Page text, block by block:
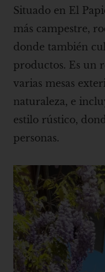
Situado en El
más campestre,
donde también
productos. Es un
varias mesas
naturaleza, e
estilo rústico,
personas.